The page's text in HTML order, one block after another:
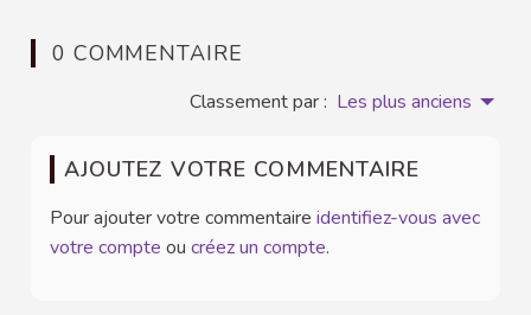
0 COMMENTAIRE
Classement par : Les plus anciens
AJOUTEZ VOTRE COMMENTAIRE
Pour ajouter votre commentaire identifiez-vous avec
votre compte ou créez un compte.